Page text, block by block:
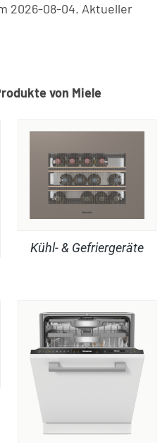
2026-08-04. Aktueller
von Miele
Kühl- & Gefriergeräte